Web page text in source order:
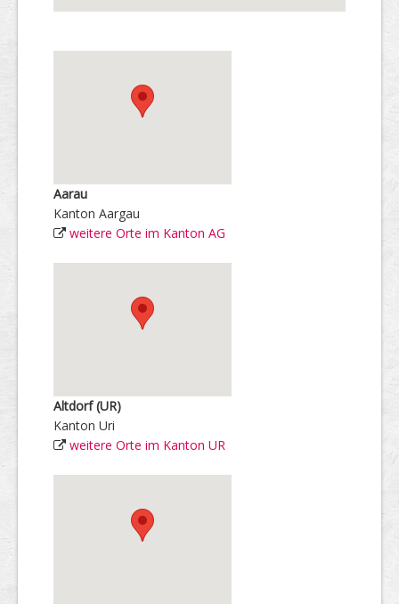
Aarau
Kanton Aargau
weitere Orte im Kanton AG
Altdorf (UR)
Kanton Uri
weitere Orte im Kanton UR